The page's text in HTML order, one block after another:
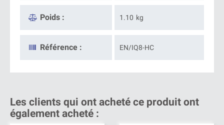
Poids : 1.10 kg
Référence : EN/IQ8-HC
Les clients qui ont acheté ce produit ont
également acheté :